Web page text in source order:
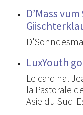
D’Mass
LuxYouth
Le cardinal
la Pastorale
Asie du Sud-